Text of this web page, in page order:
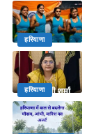
हरियाणा
हरियाणा